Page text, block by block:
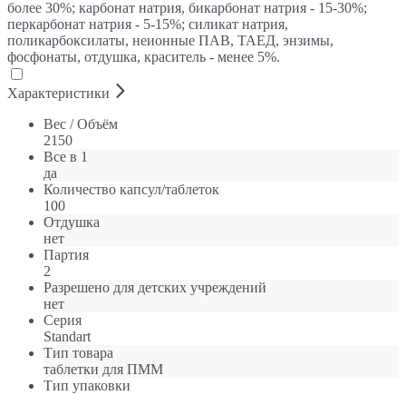
более 30%; карбонат натрия, бикарбонат натрия - 15-30%;
перкарбонат натрия - 5-15%; силикат натрия,
поликарбоксилаты, неионные ПАВ, ТАЕД, энзимы,
фосфонаты, отдушка, краситель - менее 5%.
Характеристики
Вес / Объём
2150
Все в 1
да
Количество капсул/таблеток
100
Отдушка
нет
Партия
2
Разрешено для детских учреждений
нет
Серия
Standart
Тип товара
таблетки для ПММ
Тип упаковки